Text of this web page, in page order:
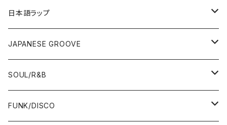
12"/7"
80'S OLD SCHOOL
EARLY 90'S MIDDLE〜NEW SCHOOL
LP
80'S OLD SCHOOL
EARLY 90'S MIDDLE〜NEW SCHOOL
日本語ラップ
12"/7"
80'S OLD SCHOOL〜EARLY 90'S
MID〜LATE 90'S
LP
80'S OLD SCHOOL〜EARLY 90'S
CD/TAPE
JAPANESE GROOVE
LP
60'S/70'S
7"/12"
SOUL/R&B
LP
FUNK/DISCO